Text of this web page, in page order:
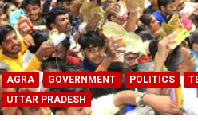
AGRA GOVERNMENT POLITICS
UTTAR PRADESH